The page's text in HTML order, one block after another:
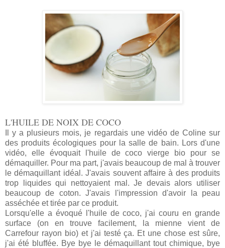
L'HUILE DE NOIX DE COCO
Il y a plusieurs mois, je regardais une vidéo de Coline sur
des produits écologiques pour la salle de bain. Lors d'une
vidéo, elle évoquait l'huile de coco vierge bio pour se
démaquiller. Pour ma part, j'avais beaucoup de mal à trouver
le démaquillant idéal. J'avais souvent affaire à des produits
trop liquides qui nettoyaient mal. Je devais alors utiliser
beaucoup de coton. J'avais l'impression d'avoir la peau
asséchée et tirée par ce produit.
Lorsqu'elle a évoqué l'huile de coco, j'ai couru en grande
surface (on en trouve facilement, la mienne vient de
Carrefour rayon bio) et j'ai testé ça. Et une chose est sûre,
j'ai été bluffée. Bye bye le démaquillant tout chimique, bye